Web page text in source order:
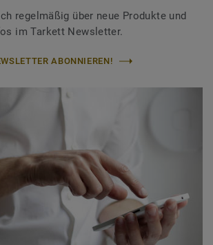
regelmäßig über neue Produkte und
im Tarkett Newsletter.
ABONNIEREN!